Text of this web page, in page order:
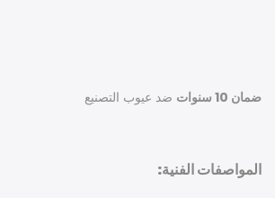
ضمان 10 سنوات ضد عيوب التصنيع
المواصفات الفنية: